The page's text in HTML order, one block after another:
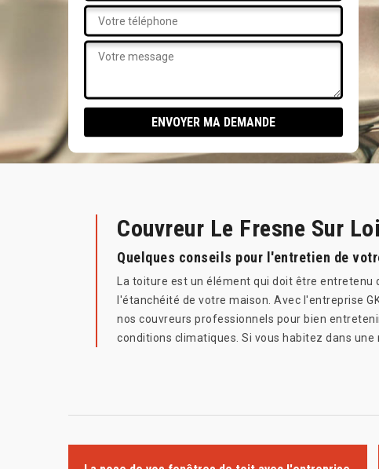
Couvreur Le Fresne Sur
Quelques conseils pour l'entretien de
La toiture est un élément qui doit être
l'étanchéité de votre maison. Avec l'entreprise
nos couvreurs professionnels pour bien
conditions climatiques. Si vous habitez dans